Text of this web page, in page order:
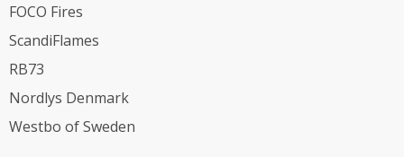
FOCO Fires
ScandiFlames
RB73
Nordlys Denmark
Westbo of Sweden